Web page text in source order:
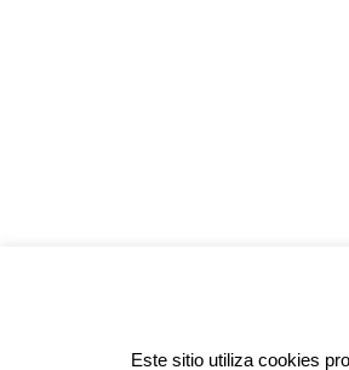
Este sitio utiliza cookies